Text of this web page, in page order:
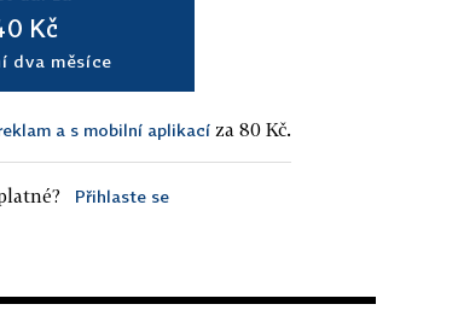
Kč
dva měsíce
a s mobilní aplikací za 80 Kč.
Přihlaste se